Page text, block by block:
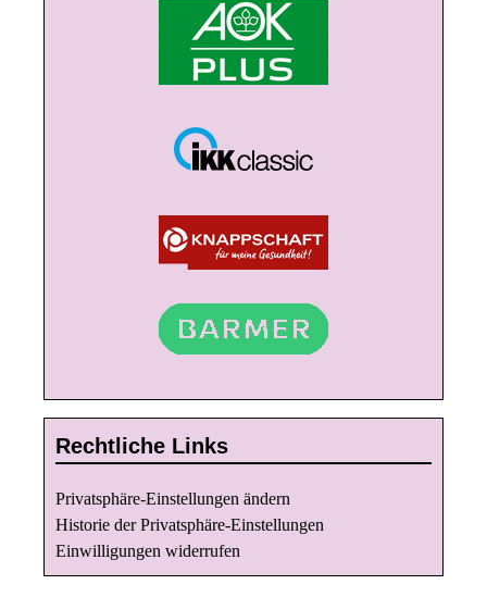
Rechtliche Links
Privatsphäre-Einstellungen ändern
Historie der Privatsphäre-Einstellungen
Einwilligungen widerrufen